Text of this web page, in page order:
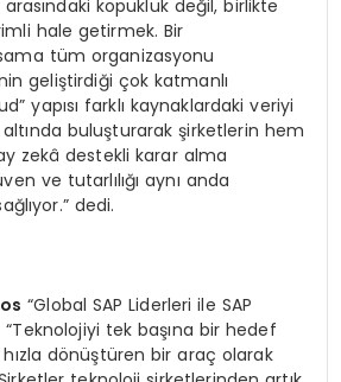
kopukluk değil, birlikte
hale getirmek. Bir
tüm organizasyonu
geliştirdiği çok katmanlı
yapısı farklı kaynaklardaki veriyi
buluşturarak şirketlerin hem
zekâ destekli karar alma
ve tutarlılığı aynı anda
dedi.
“Global SAP Liderleri ile SAP
tek başına bir hedef
hızla dönüştüren bir araç olarak